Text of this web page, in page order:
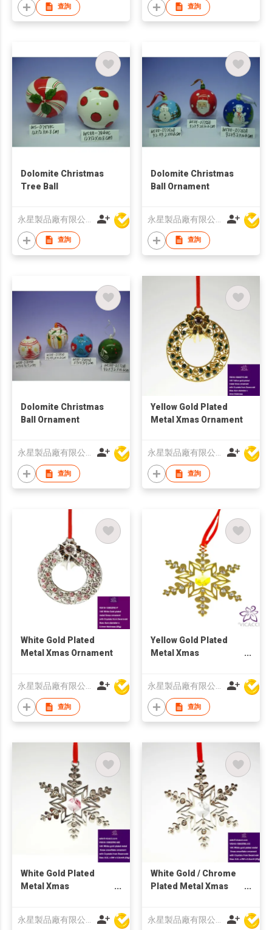
查詢 查詢
Dolomite Christmas
Tree Ball
查詢
Dolomite Christmas
Ball Ornament
查詢
Dolomite Christmas
Ball Ornament
查詢
Yellow Gold Plated
Metal Xmas Ornament
查詢
White Gold Plated
Metal Xmas Ornament
永星製品廠有限公司
查詢
Yellow Gold Plated
Metal Xmas
永星製品廠有限公司
查詢
White Gold Plated
Metal Xmas
White Gold / Chrome
Plated Metal Xmas